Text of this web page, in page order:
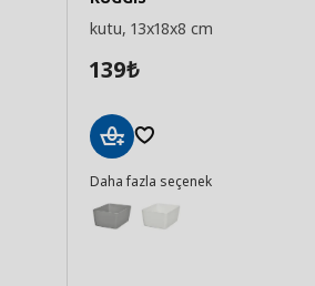
kutu, 13x18x8 cm
139₺
Ekle
Daha fazla seçenek